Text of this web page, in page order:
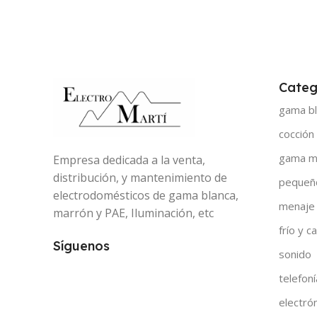
Empresa dedicada a la venta,
distribución, y mantenimiento de
electrodomésticos de gama blanca,
marrón y PAE, Iluminación, etc
Síguenos
gama
cocción
gama
menaje
frío y
sonido